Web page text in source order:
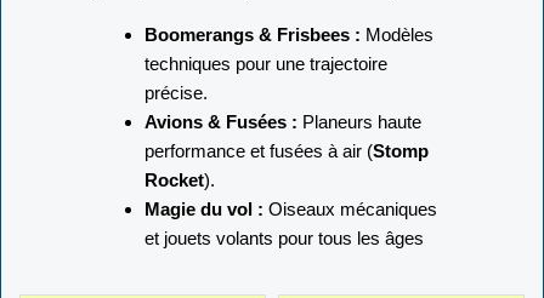
Boomerangs & Frisbees : Modèles
techniques pour une trajectoire
précise.
Avions & Fusées : Planeurs haute
performance et fusées à air (Stomp
Rocket).
Magie du vol : Oiseaux mécaniques
et jouets volants pour tous les âges